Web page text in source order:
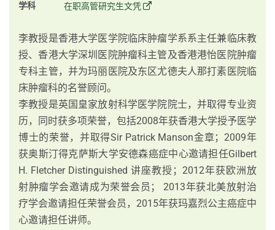
学科
在职高管研究生文凭
李教授是香港大学医学院临床肿瘤学系系主任兼临床教
授、香港大学深圳医院肿瘤科主管及香港港怡医院肿瘤
专科主管，并为玛丽医院及东区尤德夫人那打素医院临
床肿瘤科的名誉顾问。
李教授是英国皇家放射科学医学院院士，并取得专业资
历，同时获多项荣誉，包括2008年获香港大学授予医学
博士的荣誉，并取得Sir Patrick Manson金章；2009年
获奥斯汀得克萨斯大学安德森癌症中心邀请担任Gilbert
H. Fletcher Distinguished 讲座教授；2012年获欧洲放
射肿瘤学会邀请成为荣誉会员； 2013年获北美放射治
疗学会邀请担任荣誉会员，2015年获玛嘉烈公主癌症中
心邀请担任讲师。